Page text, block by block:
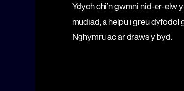
Ydych chi’n gwmni nid-er-elw
mudiad, a helpu i greu dyfodol
Nghymru ac ar draws y byd.